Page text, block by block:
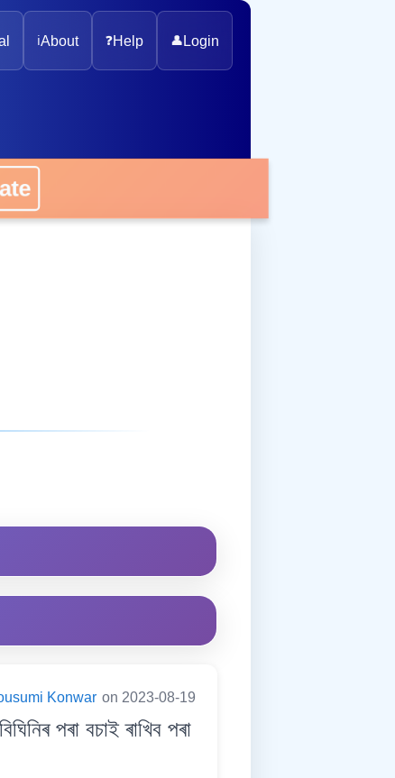
ℹ️About ❓Help 👤 Login
Konwar on 2023-08-19
পৰা বচাই ৰাখিব পৰা